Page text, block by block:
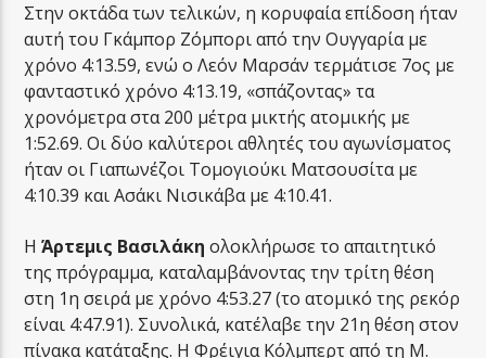
Στην οκτάδα των τελικών, η κορυφαία επίδοση ήταν
αυτή του Γκάμπορ Ζόμπορι από την Ουγγαρία με
χρόνο 4:13.59, ενώ ο Λεόν Μαρσάν τερμάτισε 7ος με
φανταστικό χρόνο 4:13.19, «σπάζοντας» τα
χρονόμετρα στα 200 μέτρα μικτής ατομικής με
1:52.69. Οι δύο καλύτεροι αθλητές του αγωνίσματος
ήταν οι Γιαπωνέζοι Τομογιούκι Ματσουσίτα με
4:10.39 και Ασάκι Νισικάβα με 4:10.41.
ΗΆρτεμις Βασιλάκη ολοκλήρωσε το απαιτητικό
της πρόγραμμα, καταλαμβάνοντας την τρίτη θέση
στη 1η σειρά με χρόνο 4:53.27 (το ατομικό της ρεκόρ
είναι 4:47.91). Συνολικά, κατέλαβε την 21η θέση στον
πίνακα κατάταξης. Η Φρέιγια Κόλμπερτ από τη Μ.